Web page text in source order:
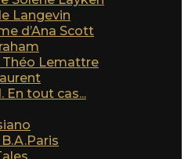
Langevin
d’Ana Scott
Théo Lemattre
En tout cas...